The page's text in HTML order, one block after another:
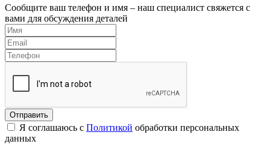
Сообщите ваш телефон и имя – наш специалист свяжется с
вами для обсуждения деталей
Я соглашаюсь с Политикой обработки персональных
данных